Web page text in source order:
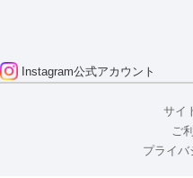
Instagram公式アカウント
サイ
ご
プライバ